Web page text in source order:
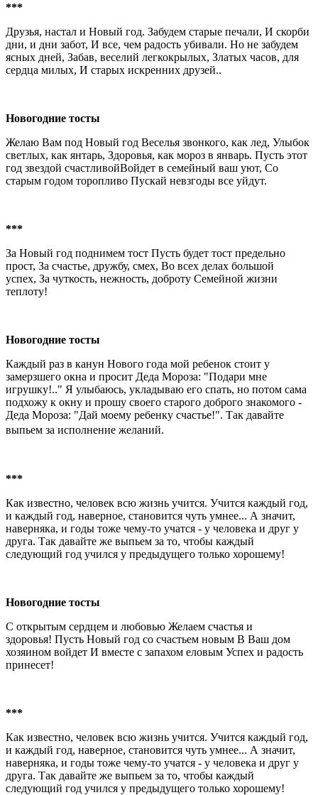
***
Друзья, настал и Hовый год. Забудем старые печали, И скорби
дни, и дни забот, И все, чем радость убивали. Hо не забудем
ясных дней, Забав, веселий легкокрылых, Златых часов, для
сердца милых, И старых искренних друзей..
Новогодние тосты
Желаю Вам под Новый год Веселья звонкого, как лед, Улыбок
светлых, как янтaрь, Здоровья, как мороз в январь. Пусть этот
год звездой счастливойВойдет в семейный ваш уют, Со
старым годом торопливо Пускай невзгоды все уйдут.
***
За Новый год поднимем тост Пусть будет тост предельно
прост, За счастье, дружбу, смех, Во всех делах большой
успех, За чуткость, нежность, доброту Семейной жизни
теплоту!
Новогодние тосты
Каждый раз в канун Нового года мой ребенок стоит у
замерзшего окна и просит Деда Мороза: "Подари мне
игрушку!.." Я улыбаюсь, укладываю его спать, но потом сама
подхожу к окну и прошу своего старого доброго знакомого -
Деда Мороза: "Дай моему ребенку счастье!". Так давайте
выпьем за исполнение желаний.
***
Как известно, человек всю жизнь учится. Учится каждый год,
и каждый год, наверное, становится чуть умнее... А значит,
наверняка, и годы тоже чему-то учатся - у человека и друг у
друга. Так давайте же выпьем за то, чтобы каждый
следующий год учился у предыдущего только хорошему!
Новогодние тосты
С открытым сердцем и любовью Желаем счастья и
здоровья! Пусть Новый год со счастьем новым В Ваш дом
хозяином войдет И вместе с запахом еловым Успех и радость
принесет!
***
Как известно, человек всю жизнь учится. Учится каждый год,
и каждый год, наверное, становится чуть умнее... А значит,
наверняка, и годы тоже чему-то учатся - у человека и друг у
друга. Так давайте же выпьем за то, чтобы каждый
следующий год учился у предыдущего только хорошему!